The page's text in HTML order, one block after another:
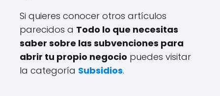
Si quieres conocer otros artículos
parecidos a Todo lo que necesitas
saber sobre las subvenciones para
abrir tu propio negocio puedes visitar
la categoría Subsidios.